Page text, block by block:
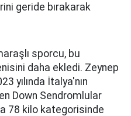
geride bırakarak
sporcu, bu
daha ekledi. Zeynep
yılında İtalya'nın
Down Sendromlular
78 kilo kategorisinde